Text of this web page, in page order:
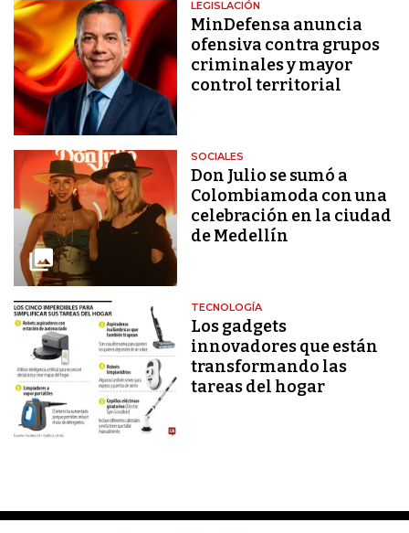
LEGISLACIÓN
MinDefensa anuncia
ofensiva contra grupos
criminales y mayor
control territorial
SOCIALES
Don Julio se sumó a
Colombiamoda con una
celebración en la ciudad
de Medellín
TECNOLOGÍA
Los gadgets
innovadores que están
transformando las
tareas del hogar